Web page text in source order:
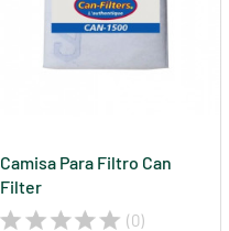
Camisa Para Filtro Can
Filter
(0)